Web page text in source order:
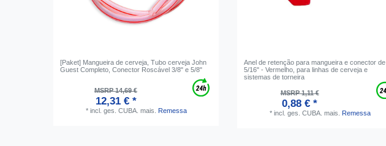
[Paket] Mangueira de cerveja, Tubo cerveja John
Guest Completo, Conector Roscável 3/8" e 5/8"
MSRP 14,69 €
12,31 € *
* incl. ges. CUBA. mais. Remessa
Anel de retenção para mangueira e conector de
5/16" - Vermelho, para linhas de cerveja e
sistemas de torneira
MSRP 1,11 €
0,88 € *
* incl. ges. CUBA. mais. Remessa